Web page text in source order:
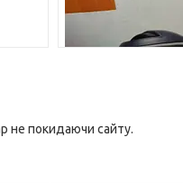
не покидаючи сайту.